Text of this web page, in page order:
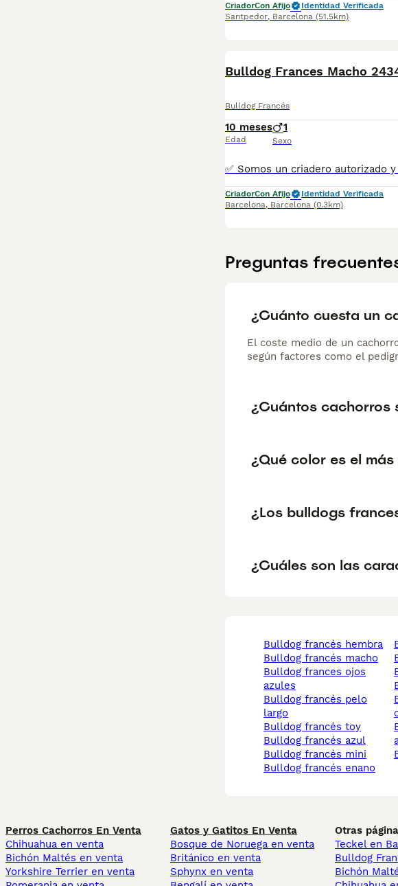
CriadorCon Afijo
Identidad Verificada
Santpedor, Barcelona (51.5km)
Bulldog Frances Macho
Bulldog Francés
10 meses
Edad
1
Sexo
CriadorCon Afijo
Identidad Verificada
Barcelona, Barcelona (0.3km)
Preguntas
¿Cuánto cuesta un
El coste medio de un
según factores como el
¿Cuántos cachorros
¿Qué color es el
¿Los bulldogs
¿Cuáles son las
bulldog francés hembra
bulldog francés macho
bulldog frances ojos
azules
bulldog francés pelo
largo
bulldog francés toy
bulldog francés azul
bulldog francés mini
bulldog francés enano
Perros Cachorros En Venta
Chihuahua en venta
Bichón Maltés en venta
Yorkshire Terrier en venta
Gatos y Gatitos En Venta
Bosque de Noruega en venta
Británico en venta
Sphynx en venta
Otras
Teckel en
Bulldog
Bichón